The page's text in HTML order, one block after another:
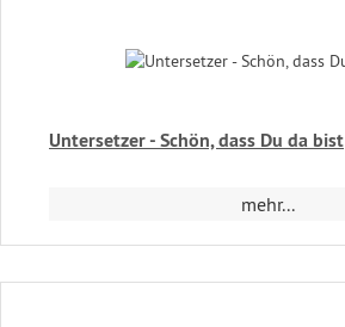
Untersetzer - Schön, dass Du da bist
mehr...